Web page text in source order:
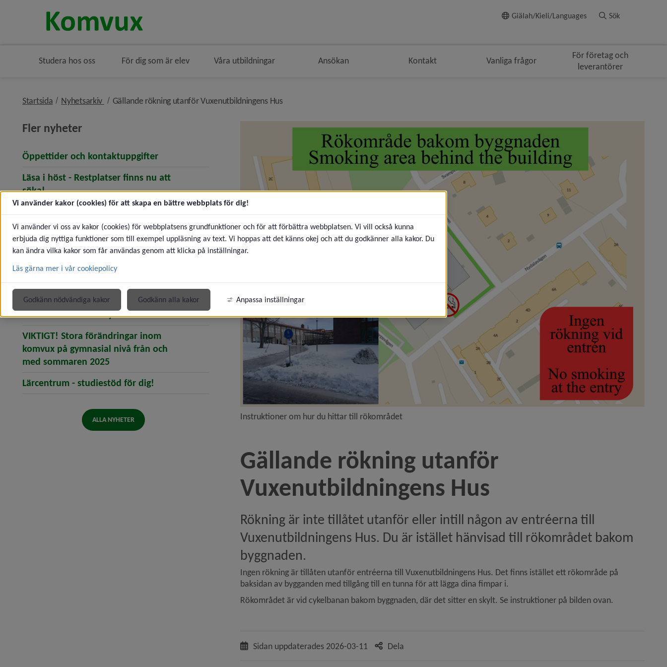
Till innehålletGiälah/Kieli/Languages Sök
Studera hos oss För dig som är elev Våra utbildningar Ansökan Kontakt Vanliga frågor
För företag och
leverantörer
Startsida Nyhetsarkiv nivå i brödsmulenavigeringen
Gällande rökning utanför Vuxenutbildningens Husnivå i brödsmulenavigeringen
Fler nyheter
Öppettider och kontaktuppgifter(öppnar artikeln Öppettider och kontaktuppgifter)
Läsa i höst - Restplatser finns nu att
söka!(öppnar artikeln Läsa i höst - Restplatser finns nu att söka!)
Prestigefyllt pris till
Vuxenutbildningens hus(öppnar artikeln Prestigefyllt pris till Vuxenutbildningens hus)
Gällande rökning utanför
(öppnar artikeln Gällande rökning utanför Vuxenutbildningens Hus)
Drömmer du om att arbeta med
växter, natur och utemiljöer?(öppnar artikeln Drömmer du om att arbeta med växter, natur och utemiljöer?)
Välkommen till vår nya chattbot!(öppnar artikeln Välkommen till vår nya chattbot!)
VIKTIGT! Stora förändringar inom
komvux på gymnasial nivå från och
med sommaren 2025 (öppnar artikeln VIKTIGT! Stora förändringar inom komvux på gymnasial nivå från och med sommaren 2025)
Lärcentrum - studiestöd för dig! (öppnar artikeln Lärcentrum - studiestöd för dig!)
ALLA NYHETER Instruktioner om hur du hittar till rökområdet
Gällande rökning utanför
Vuxenutbildningens Hus
Rökning är inte tillåtet utanför eller intill någon av entréerna till
Vuxenutbildningens Hus. Du är istället hänvisad till rökområdet bakom
byggnaden.
Ingen rökning är tillåten utanför entréerna till Vuxenutbildningens Hus. Det finns istället ett rökområde på
baksidan av bygganden med tillgång till en tunna för att lägga dina fimpar i.
Rökområdet är vid cykelbanan bakom byggnaden, där det sitter en skylt. Se instruktioner på bilden ovan.
Sidan uppdaterades 2026-03-11 Dela
Vi använder kakor (cookies) för att skapa en bättre webbplats för dig!
Vi använder vi oss av kakor (cookies) för webbplatsens grundfunktioner och för att förbättra webbplatsen. Vi vill också kunna
erbjuda dig nyttiga funktioner som till exempel uppläsning av text. Vi hoppas att det känns okej och att du godkänner alla kakor. Du
kan ändra vilka kakor som får användas genom att klicka på inställningar.
Läs gärna mer i vår cookiepolicy
Godkänn nödvändiga kakor Godkänn alla kakor Anpassa inställningar